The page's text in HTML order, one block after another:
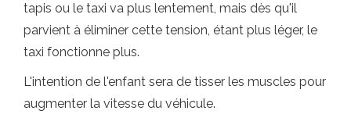
tapis ou le taxi va plus lentement, mais dès qu'il
parvient à éliminer cette tension, étant plus léger, le
taxi fonctionne plus.
L'intention de l'enfant sera de tisser les muscles pour
augmenter la vitesse du véhicule.